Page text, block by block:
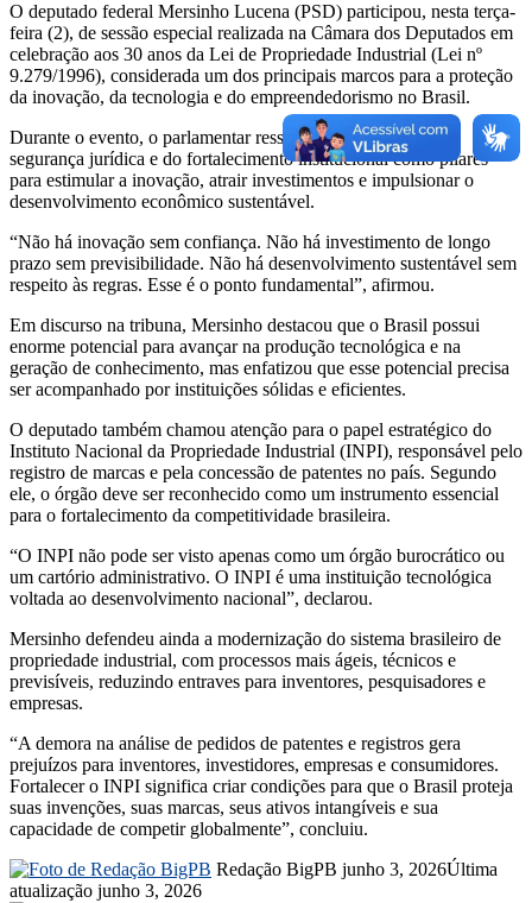
O deputado federal Mersinho Lucena (PSD) participou, nesta terça-
feira (2), de sessão especial realizada na Câmara dos Deputados em
celebração aos 30 anos da Lei de Propriedade Industrial (Lei nº
9.279/1996), considerada um dos principais marcos para a proteção
da inovação, da tecnologia e do empreendedorismo no Brasil.
Durante o evento, o parlamentar ressaltou a importância da
segurança jurídica e do fortalecimento institucional como pilares
para estimular a inovação, atrair investimentos e impulsionar o
desenvolvimento econômico sustentável.
“Não há inovação sem confiança. Não há investimento de longo
prazo sem previsibilidade. Não há desenvolvimento sustentável sem
respeito às regras. Esse é o ponto fundamental”, afirmou.
Em discurso na tribuna, Mersinho destacou que o Brasil possui
enorme potencial para avançar na produção tecnológica e na
geração de conhecimento, mas enfatizou que esse potencial precisa
ser acompanhado por instituições sólidas e eficientes.
O deputado também chamou atenção para o papel estratégico do
Instituto Nacional da Propriedade Industrial (INPI), responsável pelo
registro de marcas e pela concessão de patentes no país. Segundo
ele, o órgão deve ser reconhecido como um instrumento essencial
para o fortalecimento da competitividade brasileira.
“O INPI não pode ser visto apenas como um órgão burocrático ou
um cartório administrativo. O INPI é uma instituição tecnológica
voltada ao desenvolvimento nacional”, declarou.
Mersinho defendeu ainda a modernização do sistema brasileiro de
propriedade industrial, com processos mais ágeis, técnicos e
previsíveis, reduzindo entraves para inventores, pesquisadores e
empresas.
“A demora na análise de pedidos de patentes e registros gera
prejuízos para inventores, investidores, empresas e consumidores.
Fortalecer o INPI significa criar condições para que o Brasil proteja
suas invenções, suas marcas, seus ativos intangíveis e sua
capacidade de competir globalmente”, concluiu.
Redação BigPB Mande
junho 3, 2026Última
atualização junho 3, 2026